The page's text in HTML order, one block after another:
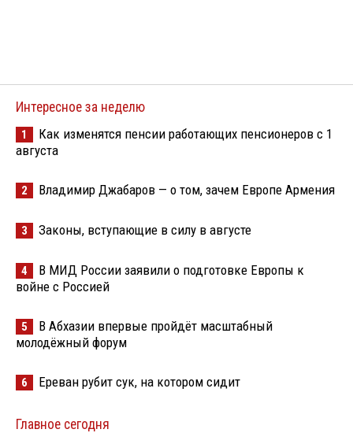
Интересное за неделю
1
Как изменятся пенсии работающих пенсионеров с 1
августа
2 Владимир Джабаров — о том, зачем Европе Армения
3 Законы, вступающие в силу в августе
4
В МИД России заявили о подготовке Европы к
войне с Россией
5
В Абхазии впервые пройдёт масштабный
молодёжный форум
6 Ереван рубит сук, на котором сидит
Главное сегодня